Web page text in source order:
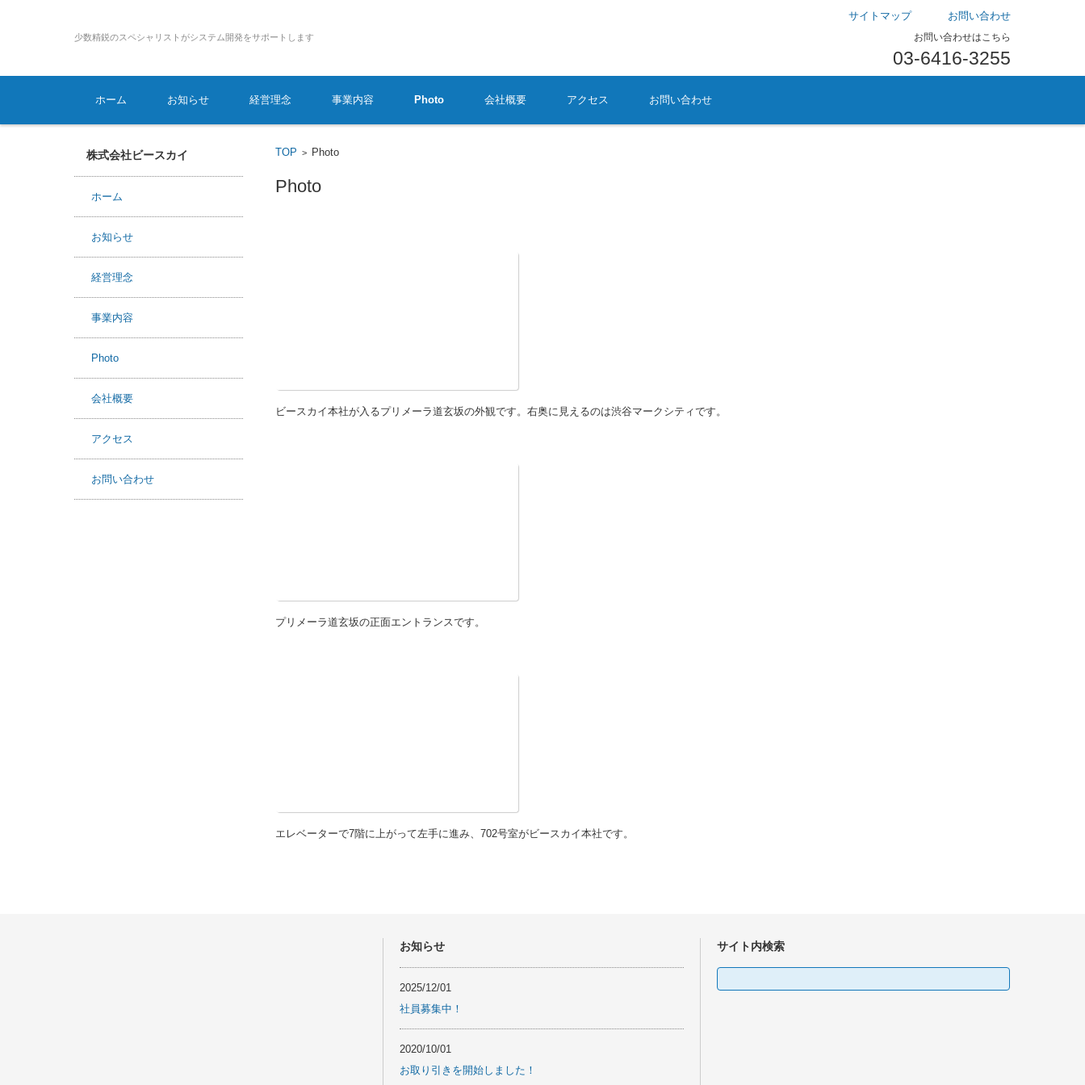
少数精鋭のスペシャリストがシステム開発をサポートします
サイトマップ お問い合わせ
お問い合わせはこちら
03-6416-3255
コンテンツに移動
ホーム
お知らせ 経営理念 事業内容 Photo 会社概要 アクセス お問い合わせ
TOP > Photo
Photo
ビースカイ本社が入るプリメーラ道玄坂の外観です。右奥に見えるのは渋谷マークシティです。
プリメーラ道玄坂の正面エントランスです。
エレベーターで7階に上がって左手に進み、702号室がビースカイ本社です。
株式会社ビースカイ
ホーム
お知らせ
経営理念
事業内容
Photo
会社概要
アクセス
お問い合わせ
お知らせ
2025/12/01
社員募集中！
2020/10/01
お取り引きを開始しました！
サイト内検索
検